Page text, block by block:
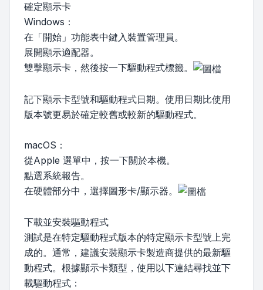
確定顯示卡
Windows：
在「開始」功能表中鍵入裝置管理員。
展開顯示適配器。
雙擊顯示卡，然後按一下驅動程式標籤。
記下顯示卡型號和驅動程式日期。使用日期比使用
版本號更易於確定較舊或較新的驅動程式。
macOS：
從Apple 選單中，按一下關於本機。
點選系統報告。
在硬體部分中，選擇圖形卡/顯示器。
下載並安裝驅動程式
測試是在特定驅動程式版本的特定顯示卡型號上完
成的。通常，建議安裝顯示卡製造商提供的最新驅
動程式。根據顯示卡類型，使用以下連結尋找並下
載驅動程式：